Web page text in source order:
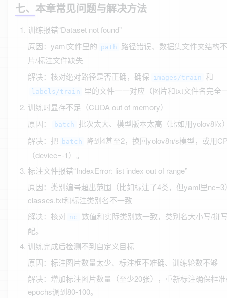
七、本章常见问题与解决方法
训练报错“Dataset not found”
原因：yaml文件里的 path
路径错误、数据集文件夹结构
片/标注文件缺失
解决：核对绝对路径是否正确，确保 images/train 和
labels/train
里的文件一一对应（图片和txt文件名完全
训练时显存不足（CUDA out of memory）
原因：
batch
批次太大、模型版本太高（比如用yolov8l/x
解决：把 batch
降到4甚至2，换回yolov8n/s模型，或用
（device=-1）。
标注文件报错“IndexError: list index out of range”
原因：类别编号超出范围（比如标注了4类，但yaml里nc=3
classes.txt和标注类别名不一致
解决：核对 nc
数值和实际类别数一致，类别名大小写/拼
配。
训练完成后检测不到自定义目标
原因：标注图片数量太少、标注框不准确、训练轮数不够
解决：增加标注图片数量（至少20张），重新标注确保框
epochs调到80-100。